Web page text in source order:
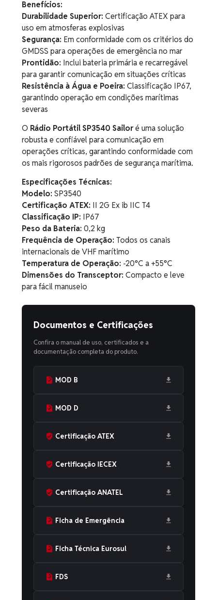
Benefícios:
Durabilidade Superior: Certificação ATEX para
uso em atmosferas explosivas
Segurança: Em conformidade com os critérios do
GMDSS para operações de emergência no mar
Prontidão: Inclui bateria primária e recarregável
para garantir comunicação em situações críticas
Resistência à Água e Poeira: Classificação IP67,
garantindo operação em condições marítimas
severas
O Rádio Portátil SP3540 Sailoré uma solução
robusta e confiável para comunicação em
operações críticas, garantindo conformidade com
os mais rigorosos padrões de segurança marítima.
Especificações Técnicas:
Modelo: SP3540
Certificação ATEX: II 2G Ex ib IIC T4
Classificação IP: IP67
Peso da Bateria: 0,2 kg
Frequência de Operação: Todos os canais
internacionais de VHF marítimo
Temperatura de Operação: -20°C a +55°C
Dimensões do Transceptor: Compacto e leve
para fácil manuseio
Documentos e Certificações
Confira o manual de uso, certificados e a
documentação completa do produto.
MOD B
MOD D
Certificação ATEX
Certificação IECEX
Certificação ANATEL
Ficha de Emergência
Ficha Técnica Eurosul
FDS